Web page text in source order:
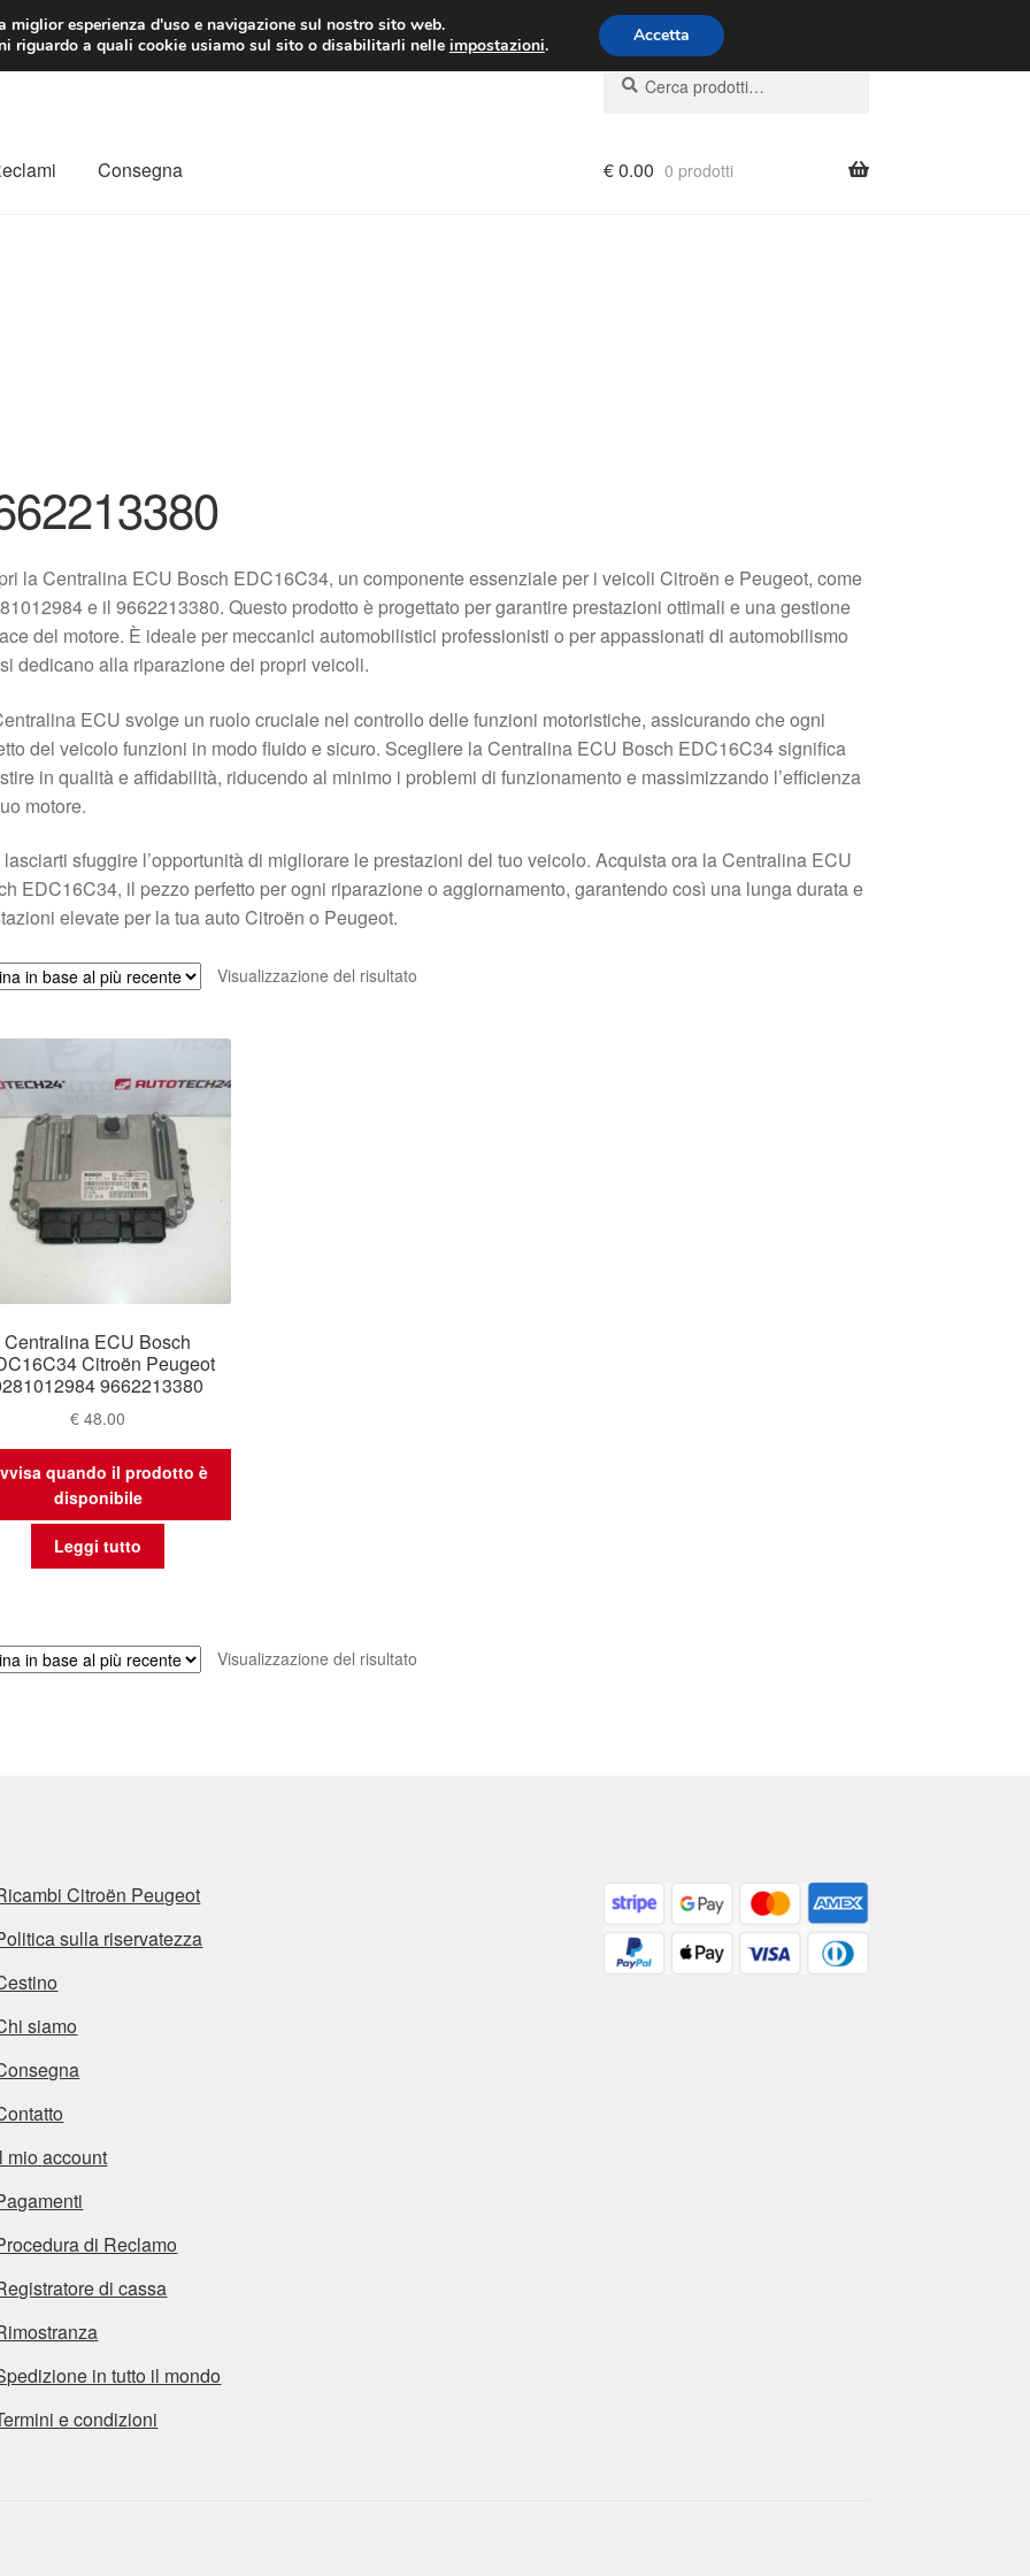
EUR Lun-Ven 9:00 - 16:00 800 580 290
Cerca:
Cerca
Consegna €0.00 0 prodotti
la Centralina ECU Bosch EDC16C34, un componente essenziale per i veicoli Citroën e Peugeot, come
e il 9662213380. Questo prodotto è progettato per garantire prestazioni ottimali e una gestione
del motore. È ideale per meccanici automobilistici professionisti o per appassionati di automobilismo
dedicano alla riparazione dei propri veicoli.
ECU svolge un ruolo cruciale nel controllo delle funzioni motoristiche, assicurando che ogni
del veicolo funzioni in modo fluido e sicuro. Scegliere la Centralina ECU Bosch EDC16C34 significa
in qualità e affidabilità, riducendo al minimo i problemi di funzionamento e massimizzando l’efficienza
motore.
sfuggire l’opportunità di migliorare le prestazioni del tuo veicolo. Acquista ora la Centralina ECU
EDC16C34, il pezzo perfetto per ogni riparazione o aggiornamento, garantendo così una lunga durata e
elevate per la tua auto Citroën o Peugeot.
Visualizzazione del risultato
Centralina ECU Bosch
Citroën Peugeot
9662213380
€ 48.00
quando il prodotto è
disponibile
Leggi tutto
Visualizzazione del risultato
Citroën Peugeot
sulla riservatezza
siamo
mio account
di Reclamo
di cassa
in tutto il mondo
e condizioni
esperienza d'uso e navigazione sul nostro sito web.
riguardo a quali cookie usiamo sul sito o disabilitarli nelle impostazioni. Accetta